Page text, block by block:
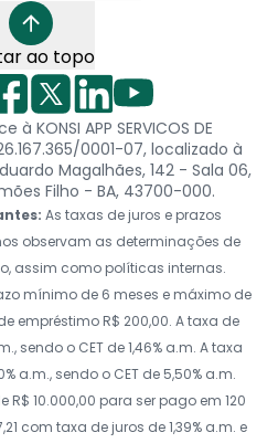
ao topo
KONSI APP SERVICOS DE
0001-07, localizado à
Magalhães, 142 - Sala 06,
Filho - BA, 43700-000.
As taxas de juros e prazos
observam as determinações de
assim como políticas internas.
mínimo de 6 meses e máximo de
empréstimo R$ 200,00. A taxa de
sendo o CET de 1,46% a.m. A taxa
a.m., sendo o CET de 5,50% a.m.
R$ 10.000,00 para ser pago em 120
com taxa de juros de 1,39% a.m. e